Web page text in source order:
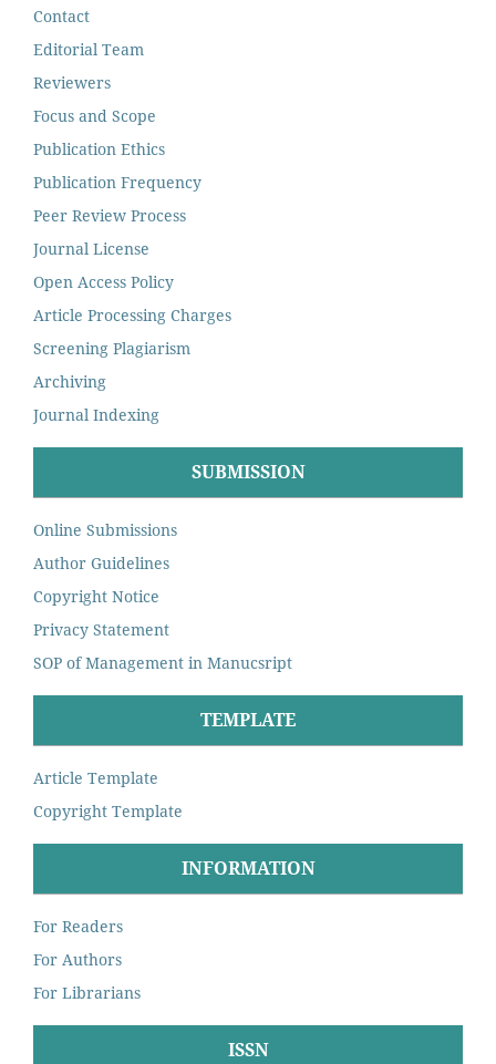
Contact
Editorial Team
Reviewers
Focus and Scope
Publication Ethics
Publication Frequency
Peer Review Process
Journal License
Open Access Policy
Article Processing Charges
Screening Plagiarism
Archiving
Journal Indexing
SUBMISSION
Online Submissions
Author Guidelines
Copyright Notice
Privacy Statement
SOP of Management in Manucsript
TEMPLATE
Article Template
Copyright Template
INFORMATION
For Readers
For Authors
For Librarians
ISSN